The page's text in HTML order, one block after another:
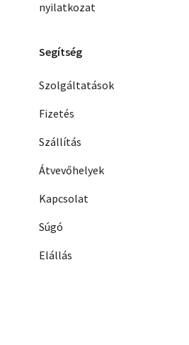
nyilatkozat
Segítség
Szolgáltatások
Fizetés
Szállítás
Átvevőhelyek
Kapcsolat
Súgó
Elállás